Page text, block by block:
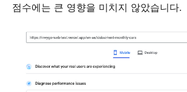
점수에는 큰 영향을 미치지 않았습니다.